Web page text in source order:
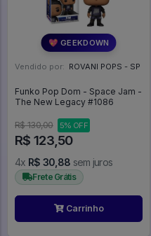
💖 GEEKDOWN
Vendido por: ROVANI POPS - SP
Funko Pop Dom - Space Jam -
The New Legacy #1086
R$ 130,00 5% OFF
R$ 123,50
4x R$ 30,88 sem juros
Frete Grátis
Carrinho